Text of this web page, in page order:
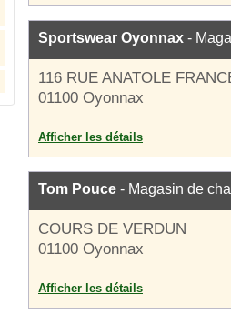
Sportswear Oyonnax -
116 RUE ANATOLE
01100 Oyonnax
Afficher les détails
Tom Pouce - Magasin de
COURS DE VERDUN
01100 Oyonnax
Afficher les détails